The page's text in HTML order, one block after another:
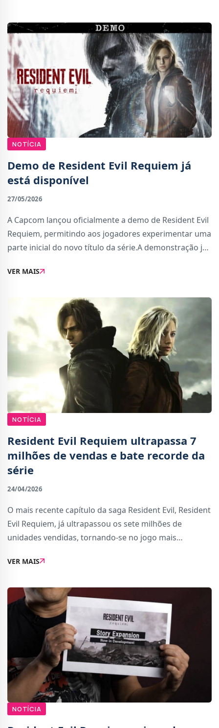
NOTÍCIA
Demo de Resident Evil Requiem já
está disponível
27/05/2026
A Capcom lançou oficialmente a demo de Resident Evil
Requiem, permitindo aos jogadores experimentar uma
parte inicial do novo título da série.A demonstração já
Nintendo Switch 2 e PC (via S
VER MAIS
NOTÍCIA
Resident Evil Requiem ultrapassa 7
milhões de vendas e bate recorde da
série
24/04/2026
O mais recente capítulo da saga Resident Evil, Resident
Evil Requiem, já ultrapassou os sete milhões de
unidades vendidas, tornando-se no jogo mais
marca foi partilhada pelo realizador Koshi N
VER MAIS
NOTÍCIA